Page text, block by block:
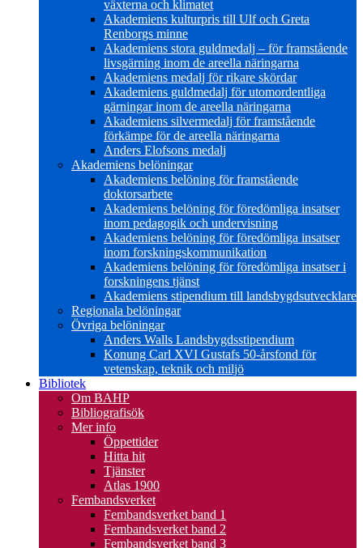
växterna och klimatet
Akademiens kulturpris till Ulf och Greta
Renborgs minne
Akademiens stora guldmedalj – för framstående
livsgärning inom de areella näringarna
Akademiens medalj för rikare skördar
Akademiens guldmedalj för utomordentliga
gärningar inom de areella näringarna
Akademiens silvermedalj för framstående
förkämpe för de areella näringarna
Anders Elofsons medalj
Akademiens belöningar
Akademiens belöning för framstående
doktorsarbete
Akademiens belöning för föredömliga insatser
inom pedagogik och undervisning
Akademiens belöning för föredömliga insatser
inom forskningskommunikation
Akademiens belöning för föredömliga insatser i
forskningens tjänst
Akademiens stipendium till landsbygdsutvecklare
Regionala belöningar
Övriga belöningar
Anders Walls Landsbygdsstipendium
Konung Carl XVI Gustafs 50-årsfond för
vetenskap, teknik och miljö
Bibliotek
Om BAHP
Bibliografisök
Mer info
Öppettider
Hitta hit
Tjänster
Atlas 1900
Fembandsverket
Fembandsverket band 1
Fembandsverket band 2
Fembandsverket band 3